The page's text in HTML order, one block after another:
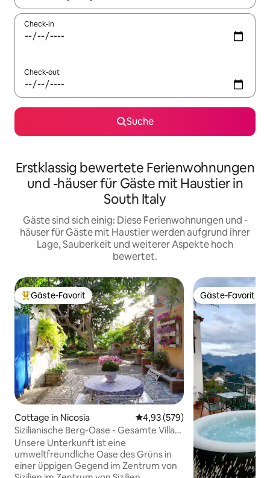
Check-in
Check-out
Suche
Erstklassig bewertete Ferienwohnungen
und -häuser für Gäste mit Haustier in
South Italy
Gäste sind sich einig: Diese Ferienwohnungen und -
häuser für Gäste mit Haustier werden aufgrund ihrer
Lage, Sauberkeit und weiterer Aspekte hoch
bewertet.
Beliebter Gäste-Favorit.
Gäste-Favorit
Cottage in Nicosia Durchschnittliche Bewertung:
4,93 (579)
Sizilianische Berg-Oase - Gesamte Villa
(Smart W.)
Unsere Unterkunft ist eine
umweltfreundliche Oase des Grüns in
einer üppigen Gegend im Zentrum von
Gäste-Favorit
Gäste-Favorit